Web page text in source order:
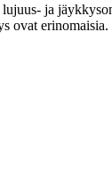
ja
ovat erinomaisia.